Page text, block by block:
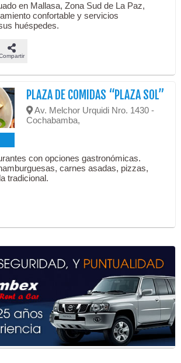
en Mallasa, Zona Sud de La Paz,
confortable y servicios
huéspedes.
PLAZA DE COMIDAS “PLAZA SOL”
Av. Melchor Urquidi Nro. 1430 -
Cochabamba,
con opciones gastronómicas.
carnes asadas, pizzas,
tradicional.